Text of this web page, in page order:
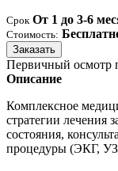
Срок От 1 до 3-6
Стоимость:
Заказать
Первичный осмотр
Описание
Комплексное
стратегии лечения
состояния,
процедуры (ЭКГ,